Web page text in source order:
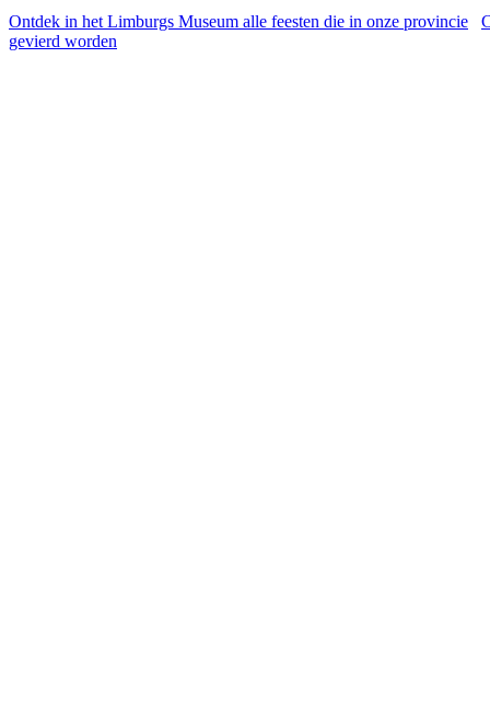
Ontdek in het Limburgs Museum alle feesten die in onze provincie
gevierd worden